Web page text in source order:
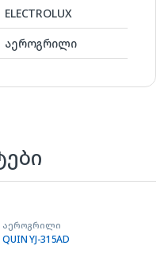
ELECTROLUX
აეროგრილი
აეროგრილი
QUIN YJ-315AD